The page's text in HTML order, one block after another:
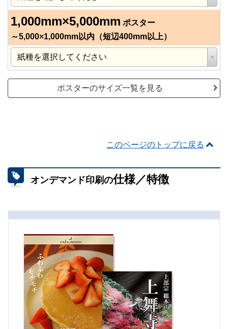
1,000mm×5,000mm ポスター
～5,000×1,000mm以内（短辺400mm以上）
ポスターのサイズ一覧を見る
このページのトップに戻る
オンデマンド印刷の仕様／特徴